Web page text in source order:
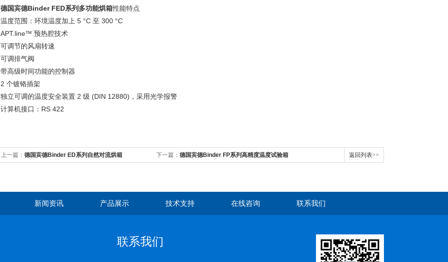
德国宾德Binder FED系列多功能烘箱性能特点
温度范围：环境温度加上 5 °C 至 300 °C
APT.line™ 预热腔技术
可调节的风扇转速
可调排气阀
带高级时间功能的控制器
2 个镀铬插架
独立可调的温度安全装置 2 级 (DIN 12880)，采用光学报警
计算机接口：RS 422
上一篇： 德国宾德Binder ED系列自然对流烘箱 下一篇： 德国宾德Binder FP系列高精度温度试验箱 返回列表>>
新闻资讯 产品展示 技术支持 在线咨询 联系我们
联系我们